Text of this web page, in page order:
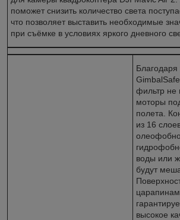
поможет снизить количество света
что позволяет выставить необходимые
при съёмке в условиях яркого дневного
Благодаря
фильтр не
моторы
полета.
из 16
воды или
будут
высокое